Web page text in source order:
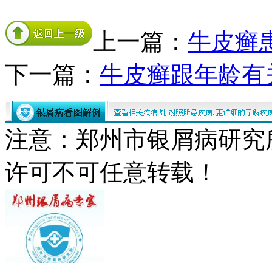
上一篇： 牛皮癣
下一篇： 牛皮癣跟年龄有
注意：郑州市银屑病研
许可不可任意转载！